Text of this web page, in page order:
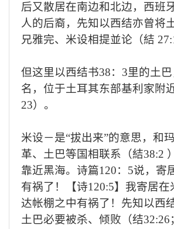
后又散居在南边和北边，西班
人的后裔，先知以西结亦曾将
兄雅完、米设相提並论（結
但这里以西结书38： 3里的土
名，位于土耳其东部基利家附
23）。
米设－是“拔出来”的意思，和
革、土巴等国相联系（結38:2
靠近黑海。诗篇120： 5说，寄
有祸了！【诗120:5】我寄居在
达帐棚之中有祸了！先知以西
土巴必要被杀、倾败（结32:26